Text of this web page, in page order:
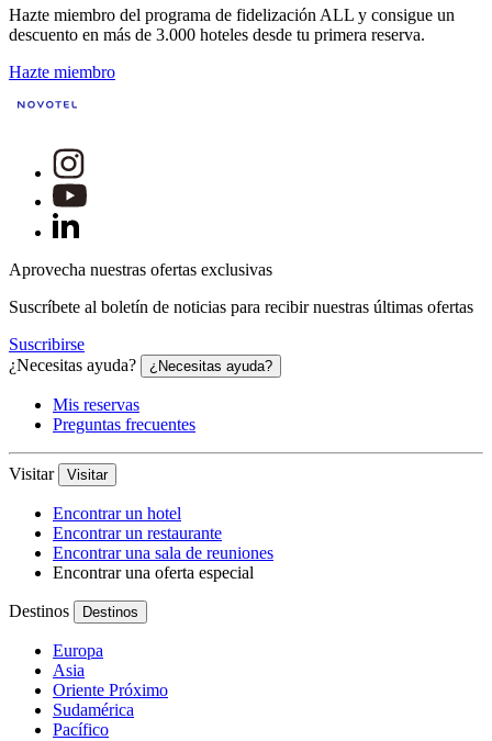
Hazte miembro del programa de fidelización ALL y consigue un
descuento en más de 3.000 hoteles desde tu primera reserva.
Hazte miembro
Aprovecha nuestras ofertas exclusivas
Suscríbete al boletín de noticias para recibir nuestras últimas ofertas
Suscribirse
¿Necesitas ayuda?
¿Necesitas ayuda?
Mis reservas
Preguntas frecuentes
Visitar Visitar
Encontrar un hotel
Encontrar un restaurante
Encontrar una sala de reuniones
Encontrar una oferta especial
Destinos Destinos
Europa
Asia
Oriente Próximo
Sudamérica
Pacífico